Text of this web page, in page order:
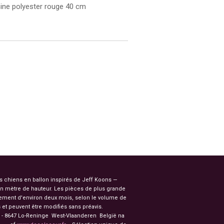
polyester rouge 40 cm
chiens en ballon inspirés de Jeff Koons —
mètre de hauteur. Les pièces de plus grande
d'environ deux mois, selon le volume de
peuvent être modifiés sans préavis.
- 8647 Lo-Reninge West-Vlaanderen België na